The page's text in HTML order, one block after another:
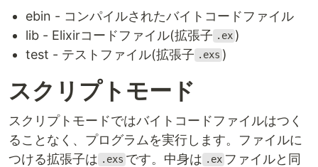
ebin - コンパイルされたバイトコードファイル
lib - Elixirコードファイル(拡張子 .ex )
test - テストファイル(拡張子 .exs )
スクリプトモード
スクリプトモードではバイトコードファイルはつく
ることなく、プログラムを実行します。ファイルに
つける拡張子は .exs です。中身は .ex ファイルと同